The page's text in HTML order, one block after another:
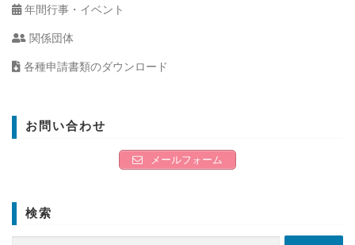
年間行事・イベント
関係団体
各種申請書類のダウンロード
お問い合わせ
メールフォーム
検索